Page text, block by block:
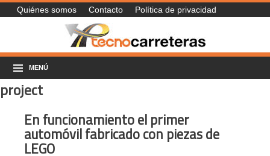
Quiénes somos Contacto Política de privacidad
MENÚ
project
En funcionamiento el primer
automóvil fabricado con piezas de
LEGO